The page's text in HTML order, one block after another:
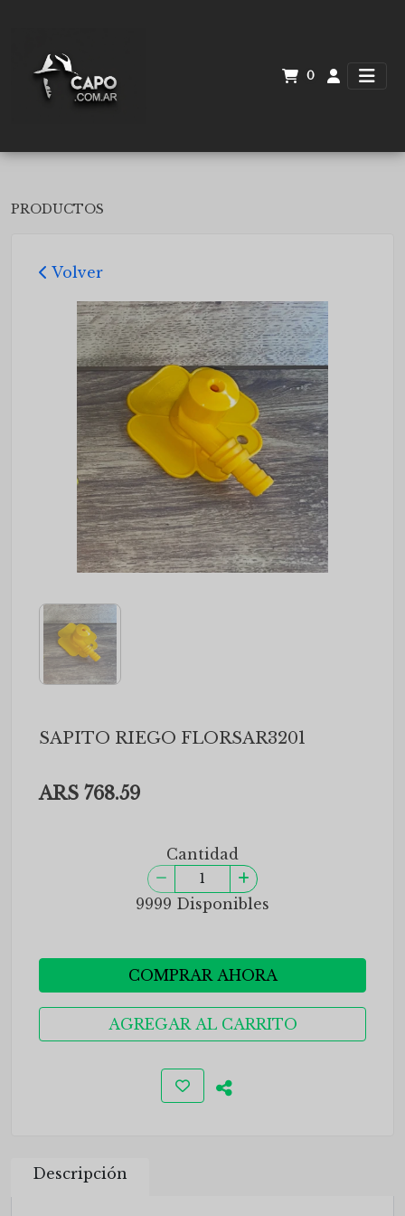
0
PRODUCTOS
Volver
SAPITO RIEGO FLORSAR3201
ARS 768.59
Cantidad
9999 Disponibles
COMPRAR AHORA
AGREGAR AL CARRITO
Descripción